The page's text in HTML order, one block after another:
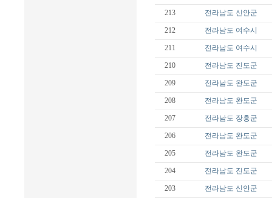
213 전라남도 신안군
212 전라남도 여수시
211 전라남도 여수시
210 전라남도 진도군
209 전라남도 완도군
208 전라남도 완도군
207 전라남도 장흥군
206 전라남도 완도군
205 전라남도 완도군
204 전라남도 진도군
203 전라남도 신안군